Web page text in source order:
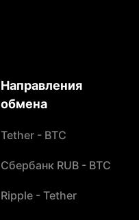
Направления
обмена
Tether - BTC
Сбербанк RUB - BTC
Ripple - Tether